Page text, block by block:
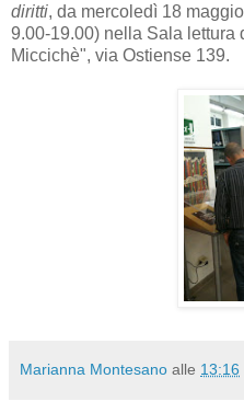
diritti, da mercoledì 18
9.00-19.00) nella Sala
Miccichè", via Ostiense 139.
Marianna Montesano alle 13:16